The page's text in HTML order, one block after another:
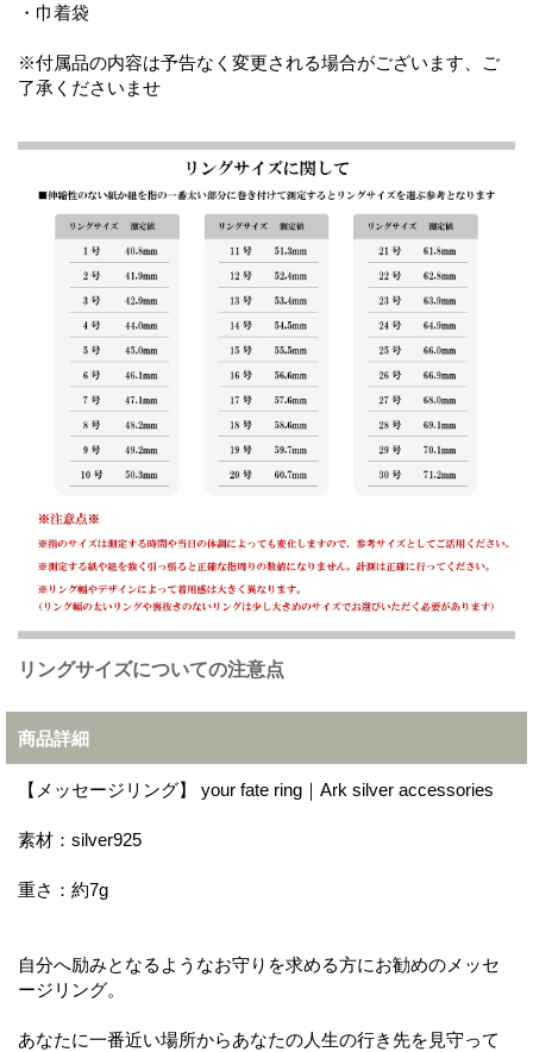
・巾着袋
※付属品の内容は予告なく変更される場合がございます、ご
了承くださいませ
リングサイズについての注意点
商品詳細
【メッセージリング】 your fate ring｜Ark silver accessories
素材：silver925
重さ：約7g
自分へ励みとなるようなお守りを求める方にお勧めのメッセ
ージリング。
あなたに一番近い場所からあなたの人生の行き先を見守って